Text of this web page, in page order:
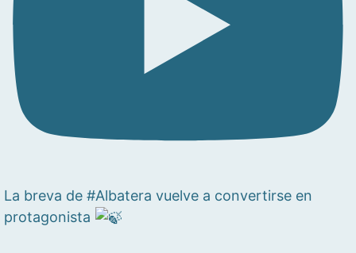
La breva de #Albatera vuelve a convertirse en
protagonista